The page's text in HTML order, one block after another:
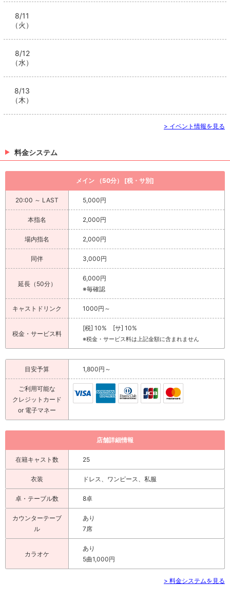
8/11
（火）
8/12
（水）
8/13
（木）
> イベント情報を見る
料金システム
メイン （50分） [税・サ別]
20:00 ～ LAST 5,000円
本指名 2,000円
場内指名 2,000円
同伴 3,000円
延長（50分）
6,000円
※毎確認
キャストドリンク 1000円～
税金・サービス料
[税] 10% [サ] 10%
※税金・サービス料は上記金額に含まれません
目安予算 1,800円～
ご利用可能な
クレジットカード
or 電子マネー
店舗詳細情報
在籍キャスト数 25
衣装 ドレス、ワンピース、私服
卓・テーブル数 8卓
カウンターテーブ
ル
あり
7席
カラオケ
あり
5曲1,000円
> 料金システムを見る